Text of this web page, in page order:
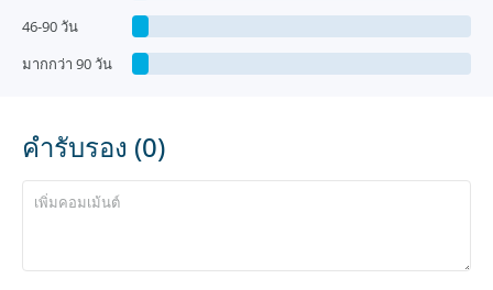
46-90 วัน
มากกว่า 90 วัน
คำรับรอง (0)